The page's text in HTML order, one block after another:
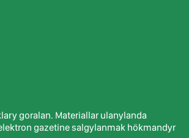
goralan. Materiallar ulanylanda
gazetine salgylanmak hökmandyr